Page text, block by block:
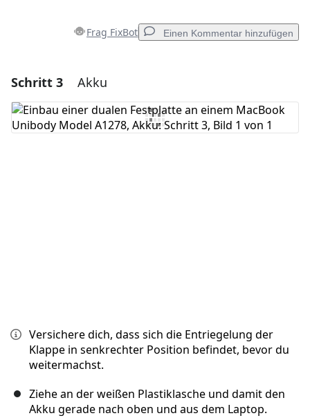
Frag FixBot Einen Kommentar hinzufügen
Einen Kommentar hinzufügen
Kommentar hinzufügen
Schritt 3 Akku
Versichere dich, dass sich die Entriegelung der
Klappe in senkrechter Position befindet, bevor du
weitermachst.
Ziehe an der weißen Plastiklasche und damit den
Akku gerade nach oben und aus dem Laptop.